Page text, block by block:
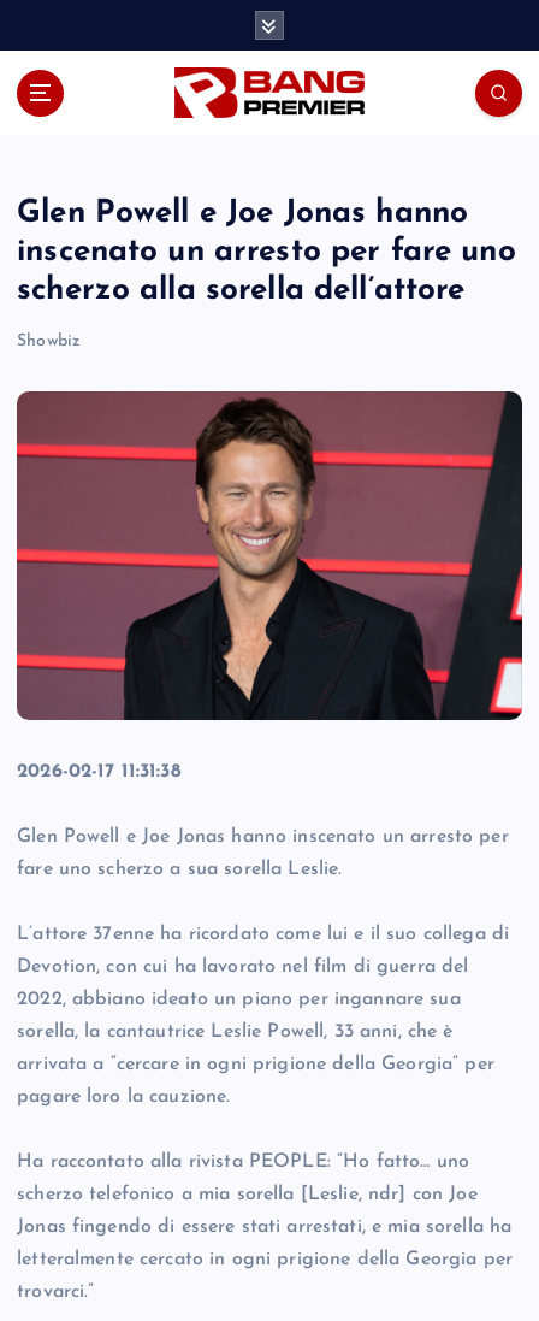
Glen Powell e Joe Jonas hanno
inscenato un arresto per fare uno
scherzo alla sorella dell’attore
Showbiz
2026-02-17 11:31:38
Glen Powell e Joe Jonas hanno inscenato un arresto per
fare uno scherzo a sua sorella Leslie.
L’attore 37enne ha ricordato come lui e il suo collega di
Devotion, con cui ha lavorato nel film di guerra del
2022, abbiano ideato un piano per ingannare sua
sorella, la cantautrice Leslie Powell, 33 anni, che è
arrivata a “cercare in ogni prigione della Georgia” per
pagare loro la cauzione.
Ha raccontato alla rivista PEOPLE: “Ho fatto… uno
scherzo telefonico a mia sorella [Leslie, ndr] con Joe
Jonas fingendo di essere stati arrestati, e mia sorella ha
letteralmente cercato in ogni prigione della Georgia per
trovarci.”